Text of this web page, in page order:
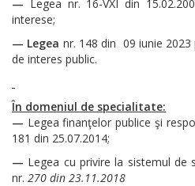
— Legea nr. 16-VXI din
interese;
— Legea nr. 148 din 09 iunie
de interes public.
În domeniul de specialitate:
— Legea finanţelor publice şi
181 din 25.07.2014;
— Legea cu privire la sistemul de
nr. 270 din 23.11.2018